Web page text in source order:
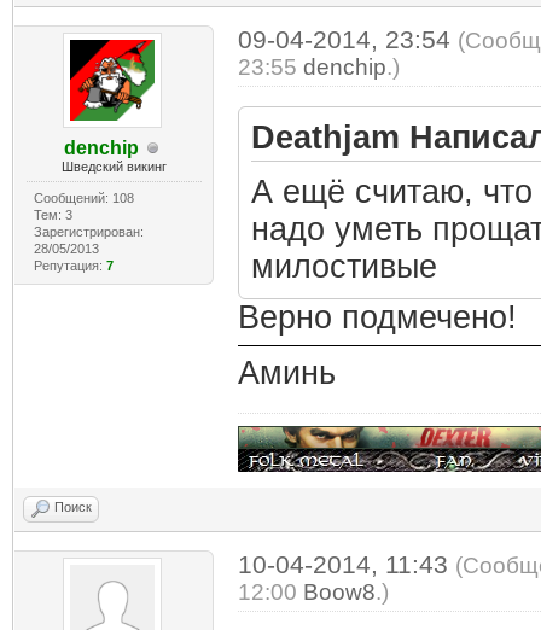
denchip
Шведский викинг
Сообщений: 108
Тем: 3
Зарегистрирован:
28/05/2013
Репутация: 7
09-04-2014, 23:54
23:55 denchip.)
Deathjam
А ещё считаю, что
надо уметь
милостивые
Верно подмечено!
Аминь
Поиск
10-04-2014, 11:43
12:00 Boow8.)